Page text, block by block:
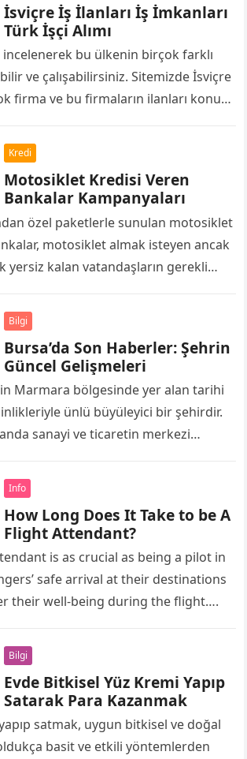
İsviçre İş İlanları İş İmkanları
Türk İşçi Alımı
incelenerek bu ülkenin birçok farklı
ve çalışabilirsiniz. Sitemizde İsviçre
firma ve bu firmaların ilanları konu
Kredi
Motosiklet Kredisi Veren
Bankalar Kampanyaları
özel paketlerle sunulan motosiklet
motosiklet almak isteyen ancak
yersiz kalan vatandaşların gerekli
kredisi veren…
Bilgi
Bursa’da Son Haberler: Şehrin
Güncel Gelişmeleri
Marmara bölgesinde yer alan tarihi
ünlü büyüleyici bir şehirdir.
sanayi ve ticaretin merkezi
Info
How Long Does It Take to be A
Flight Attendant?
is as crucial as being a pilot in
safe arrival at their destinations
their well-being during the flight….
Bilgi
Evde Bitkisel Yüz Kremi Yapıp
Satarak Para Kazanmak
satmak, uygun bitkisel ve doğal
basit ve etkili yöntemlerden